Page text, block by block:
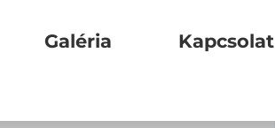
Galéria Kapcsolat